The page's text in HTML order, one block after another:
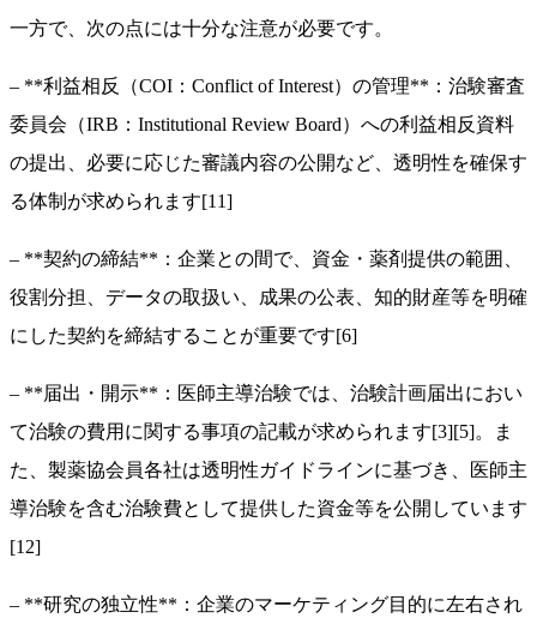
一方で、次の点には十分な注意が必要です。
– **利益相反（COI：Conflict of Interest）の管理**：治験審査
委員会（IRB：Institutional Review Board）への利益相反資料
の提出、必要に応じた審議内容の公開など、透明性を確保す
る体制が求められます[11]
– **契約の締結**：企業との間で、資金・薬剤提供の範囲、
役割分担、データの取扱い、成果の公表、知的財産等を明確
にした契約を締結することが重要です[6]
– **届出・開示**：医師主導治験では、治験計画届出におい
て治験の費用に関する事項の記載が求められます[3][5]。ま
た、製薬協会員各社は透明性ガイドラインに基づき、医師主
導治験を含む治験費として提供した資金等を公開しています
[12]
– **研究の独立性**：企業のマーケティング目的に左右され